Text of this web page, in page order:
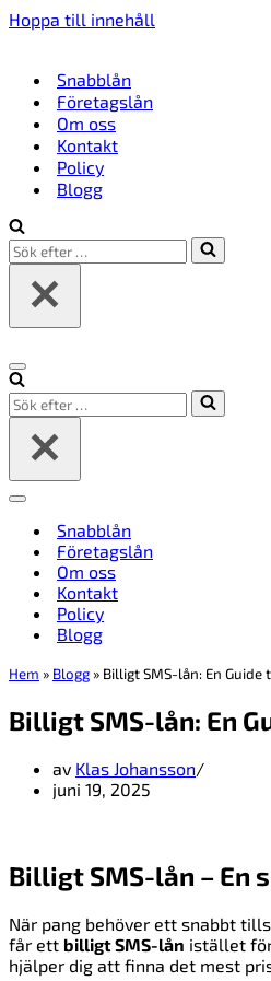
Hoppa till innehåll
Snabblån
Företagslån
Om oss
Kontakt
Policy
Blogg
Sök
efter
Navigeringsmeny
Sök
efter
Navigeringsmeny
Snabblån
Företagslån
Om oss
Kontakt
Policy
Blogg
Hem » Blogg » Billigt SMS-lån: En
Billigt SMS-lån: En
av Klas Johansson
juni 19, 2025
Billigt SMS-lån –
När pang behöver ett snabbt
får ett billigt SMS-lån istället
hjälper dig att finna det mest